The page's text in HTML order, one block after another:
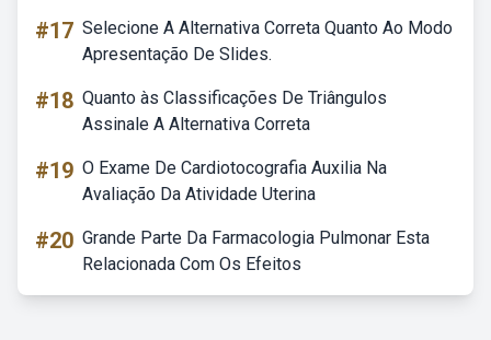
#17 Selecione A Alternativa Correta Quanto Ao Modo
Apresentação De Slides.
#18 Quanto às Classificações De Triângulos
Assinale A Alternativa Correta
#19 O Exame De Cardiotocografia Auxilia Na
Avaliação Da Atividade Uterina
#20 Grande Parte Da Farmacologia Pulmonar Esta
Relacionada Com Os Efeitos